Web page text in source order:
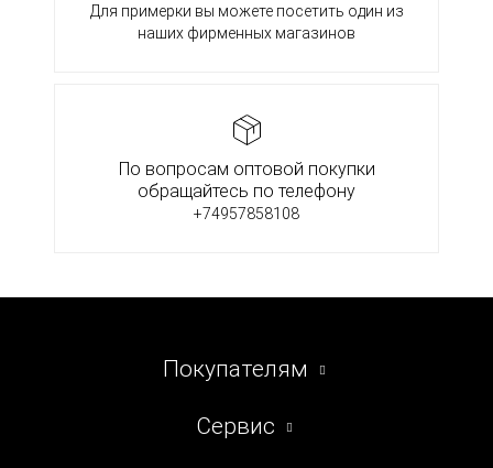
Для примерки вы можете посетить один из
наших фирменных магазинов
По вопросам оптовой покупки
обращайтесь по телефону
+74957858108
Покупателям
Сервис